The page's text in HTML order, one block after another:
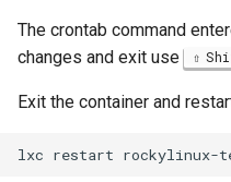
The crontab command
changes and exit use
Exit the container and
lxc restart